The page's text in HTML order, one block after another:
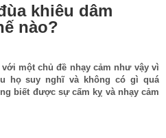
khiêu dâm
nào?
một chủ đề nhạy cảm như vậy vì
họ suy nghĩ và không có gì quá
biết được sự cấm kỵ và nhạy cảm